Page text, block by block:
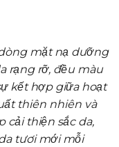
mặt nạ dưỡng
rạng rỡ, đều màu
kết hợp giữa hoạt
thiên nhiên và
cải thiện sắc da,
tươi mới mỗi